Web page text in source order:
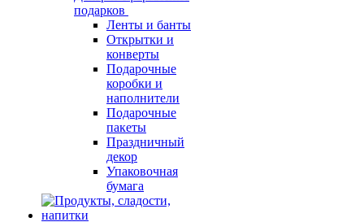
подарков
Ленты и банты
Открытки и
конверты
Подарочные
коробки и
наполнители
Подарочные
пакеты
Праздничный
декор
Упаковочная
бумага